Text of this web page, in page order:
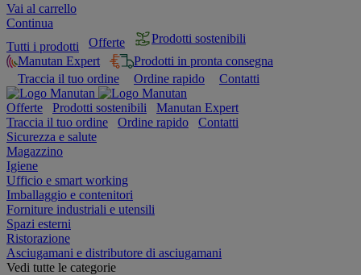
Vai al carrello
Continua
Tutti i prodotti
Offerte
Prodotti sostenibili
Manutan Expert
Prodotti in pronta consegna
Traccia il tuo ordine
Ordine rapido Contatti
Offerte Prodotti sostenibili
Manutan Expert
Traccia il tuo ordine
Ordine rapido
Contatti
Sicurezza e salute
Magazzino
Igiene
Ufficio e smart working
Imballaggio e contenitori
Forniture industriali e utensili
Spazi esterni
Ristorazione
Asciugamani e distributore di asciugamani
Vedi tutte le categorie